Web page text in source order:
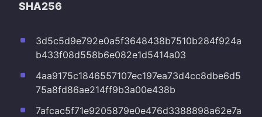
SHA256
3d5c5d9e792e0a5f3648438b7510b284f924a
b433f08d558b6e082e1d5414a03
4aa9175c1846557107ec197ea73d4cc8dbe6d5
75a8fd86ae214ff9b3a00e438b
7afcac5f71e9205879e0e476d3388898a62e7a